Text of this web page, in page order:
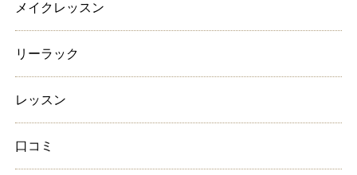
メイクレッスン
リーラック
レッスン
口コミ